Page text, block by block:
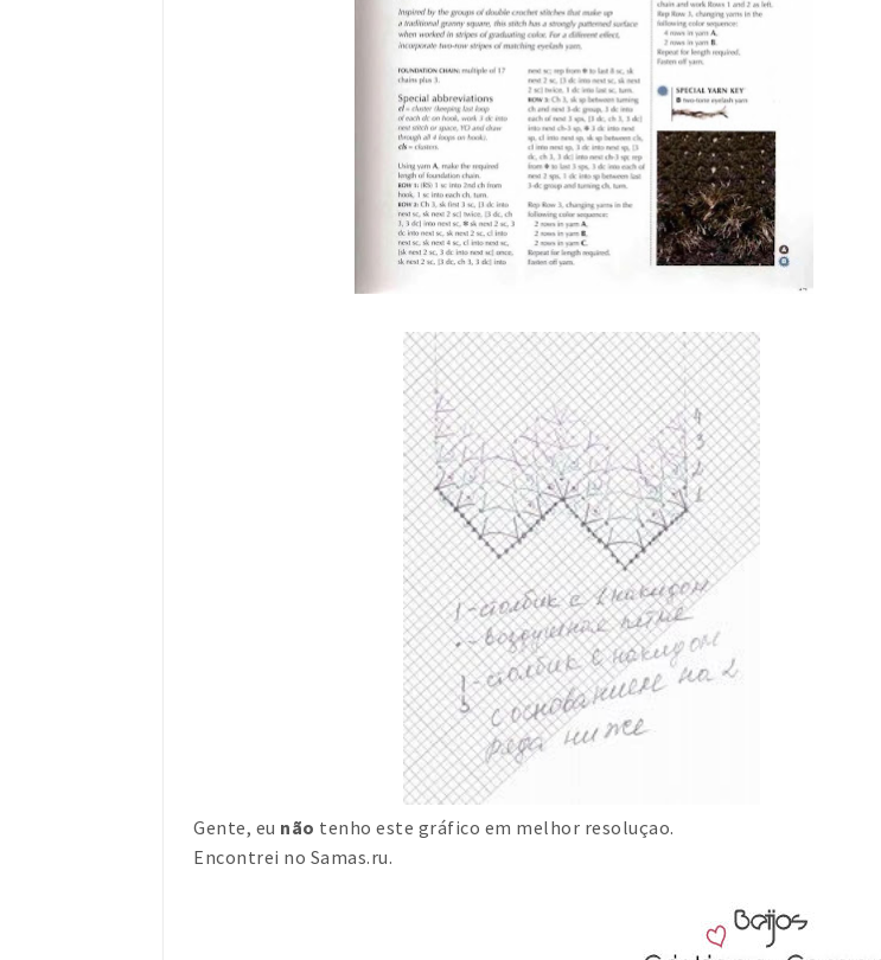
Gente, eu não tenho este gráfico em melhor resoluçao.
Encontrei no Samas.ru.